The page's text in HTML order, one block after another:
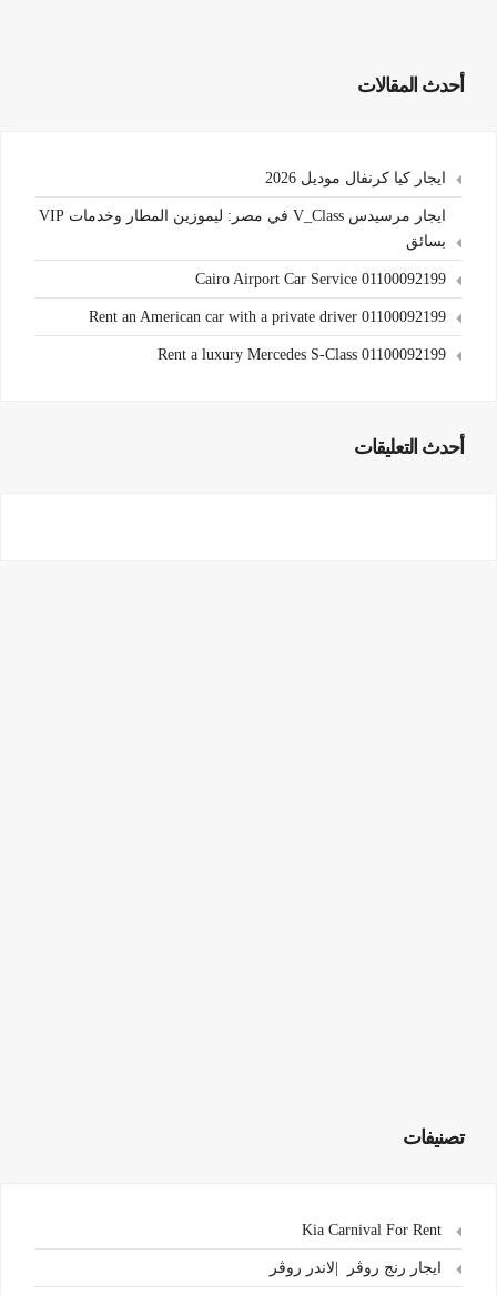
أحدث المقالات
ايجار كيا كرنفال موديل 2026
ايجار مرسيدس V_Class في مصر: ليموزين المطار وخدمات VIP
بسائق
Cairo Airport Car Service 01100092199
Rent an American car with a private driver 01100092199
Rent a luxury Mercedes S-Class 01100092199
أحدث التعليقات
تصنيفات
ايجار رنج روڤر |لاندر روڤر